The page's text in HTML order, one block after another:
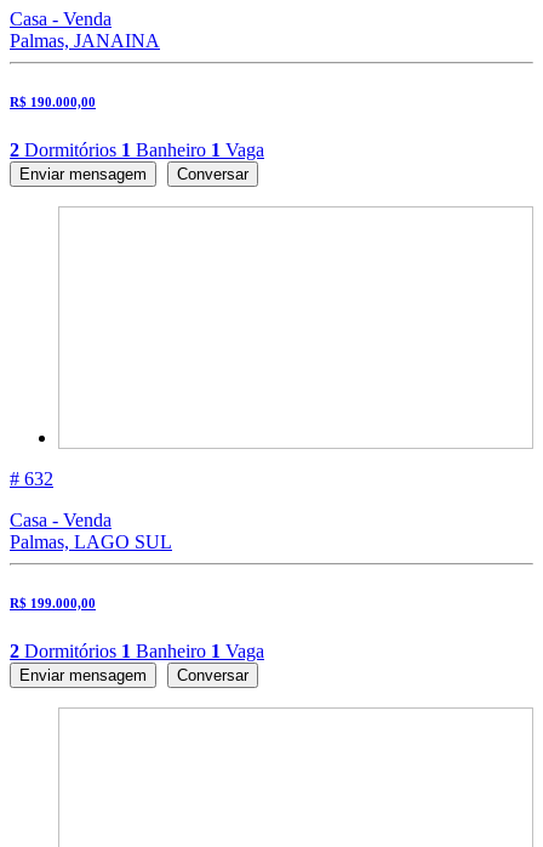
Casa - Venda
Palmas, JANAINA
R$ 190.000,00
2 Dormitórios 1 Banheiro 1 Vaga
Enviar mensagem Conversar
# 632
Casa - Venda
Palmas, LAGO SUL
R$ 199.000,00
2 Dormitórios 1 Banheiro 1 Vaga
Enviar mensagem Conversar